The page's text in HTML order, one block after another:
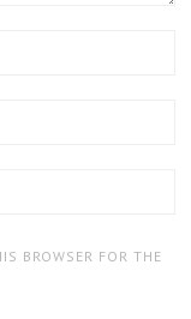
BROWSER FOR THE